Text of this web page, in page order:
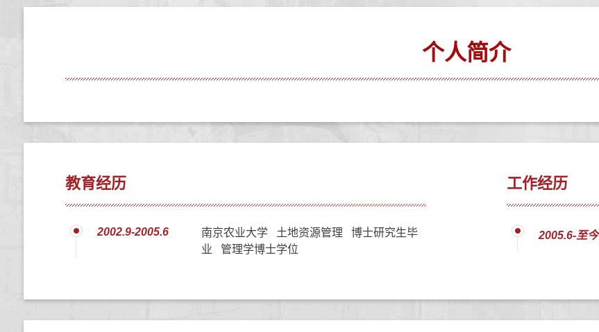
个人简介
教育经历
2002.9-2005.6
南京农业大学 土地资源管理 博士研究生毕
业 管理学博士学位
工作经历
2005.6-至今